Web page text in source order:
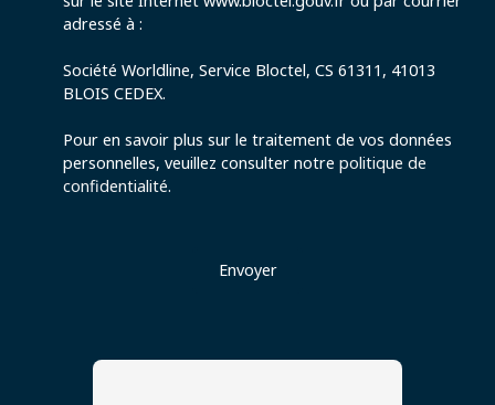
adressé à :
Société Worldline, Service Bloctel, CS 61311, 41013
BLOIS CEDEX.
Pour en savoir plus sur le traitement de vos données
personnelles, veuillez consulter notre politique de
confidentialité.
Envoyer